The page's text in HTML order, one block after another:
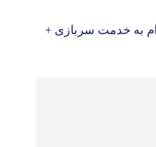
به خدمت سربازی +